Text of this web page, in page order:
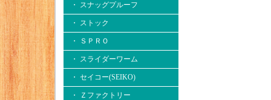
・ スナッグプルーフ
・ ストック
・ ＳＰＲＯ
・ スライダーワーム
・ セイコー(SEIKO)
・ Ｚファクトリー